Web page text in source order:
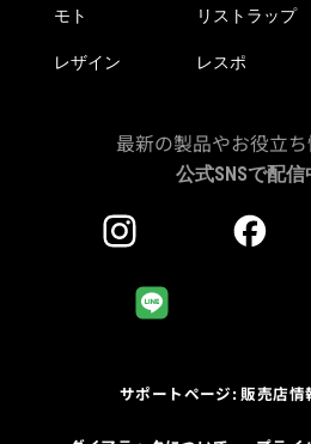
モト リストラップ
レザイン レスポ
最新の製品やお役立
公式SNSで配信
サポートページ: 販売店情